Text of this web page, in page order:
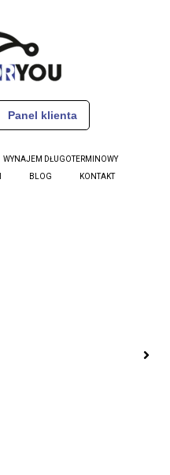
Panel klienta
WYNAJEM DŁUGOTERMINOWY
BLOG KONTAKT